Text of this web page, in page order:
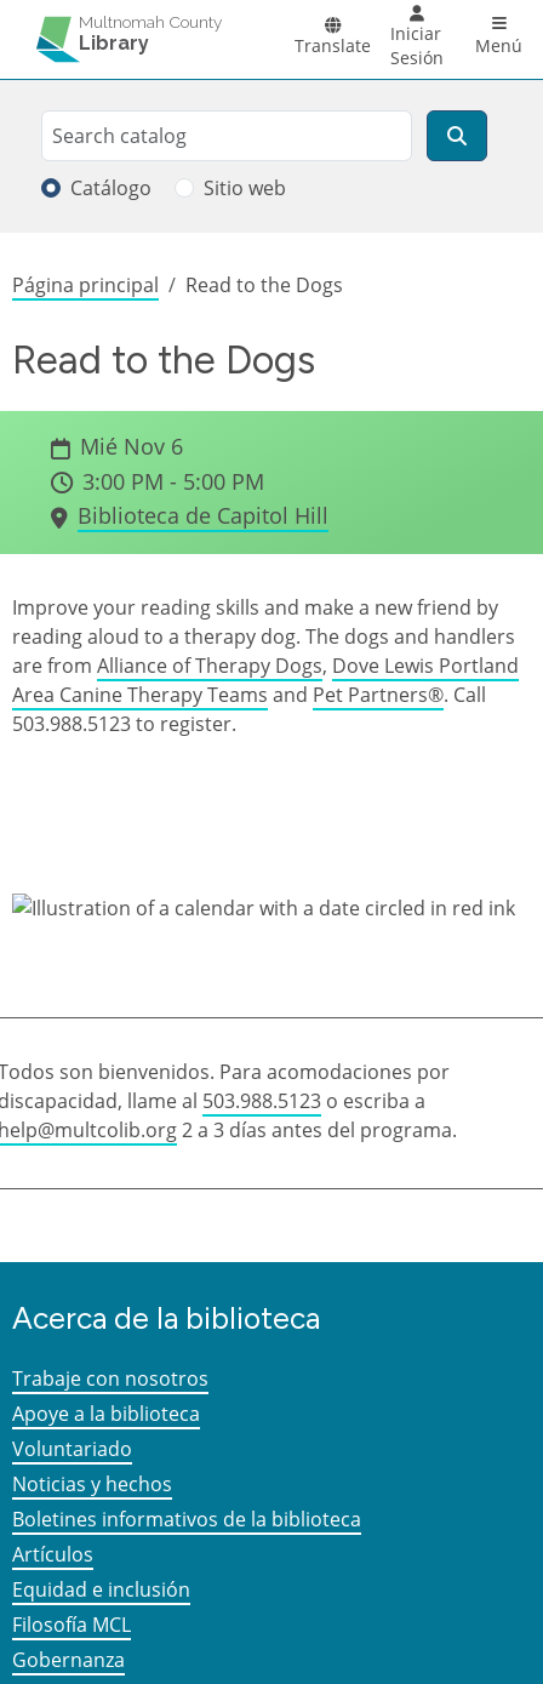
Pasar al contenido principal
Multnomah County
Library Translate
Iniciar
Sesión
Menú
Search
Buscar
Catálogo Sitio web
Sobrescribir enlaces de ayuda a la
Página principal Read to the Dogs
Read to the Dogs
Mié Nov 6
3:00 PM - 5:00 PM
Biblioteca de Capitol Hill
Improve your reading skills and make a new friend by
reading aloud to a therapy dog. The dogs and handlers
are from Alliance of Therapy Dogs, Dove Lewis Portland
Area Canine Therapy Teams and Pet Partners®. Call
503.988.5123 to register.
son bienvenidos. Para acomodaciones por
llame al 503.988.5123 o escriba a
2 a 3 días antes del programa.
Acerca de la biblioteca
Trabaje con nosotros
Apoye a la biblioteca
Voluntariado
Noticias y hechos
Boletines informativos de la biblioteca
Artículos
Equidad e inclusión
Filosofía MCL
Gobernanza